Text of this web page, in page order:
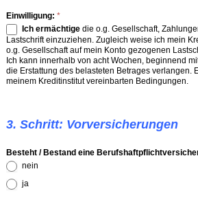
Einwilligung: *
Ich ermächtige die o.g. Gesellschaft,
Lastschrift einzuziehen. Zugleich weise ich mein
o.g. Gesellschaft auf mein Konto gezogenen
Ich kann innerhalb von acht Wochen, beginnend
die Erstattung des belasteten Betrages verlangen.
meinem Kreditinstitut vereinbarten Bedingungen.
3. Schritt: Vorversicherungen
Besteht / Bestand eine
nein
ja